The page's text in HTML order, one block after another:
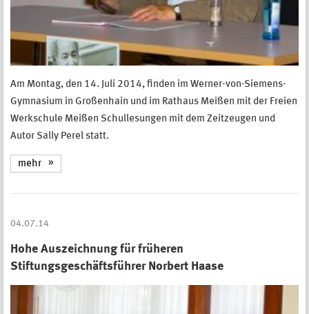
Am Montag, den 14. Juli 2014, finden im Werner-von-Siemens-
Gymnasium in Großenhain und im Rathaus Meißen mit der Freien
Werkschule Meißen Schullesungen mit dem Zeitzeugen und
Autor Sally Perel statt.
mehr
04.07.14
Hohe Auszeichnung für früheren
Stiftungsgeschäftsführer Norbert Haase